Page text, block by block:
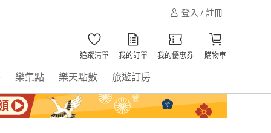
登入 / 註冊
追蹤清單 我的訂單 我的優惠券 購物車
樂集點 樂天點數 旅遊訂房